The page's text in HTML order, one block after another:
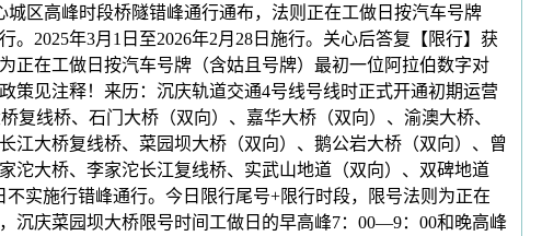
区高峰时段桥隧错峰通行通布，法则正在工做日按汽车号牌
2025年3月1日至2026年2月28日施行。关心后答复【限行】获
正在工做日按汽车号牌（含姑且号牌）最初一位阿拉伯数字对
策见注释！来历：沉庆轨道交通4号线号线时正式开通初期运营
复线桥、石门大桥（双向）、嘉华大桥（双向）、渝澳大桥、
江大桥复线桥、菜园坝大桥（双向）、鹅公岩大桥（双向）、曾
沱大桥、李家沱长江复线桥、实武山地道（双向）、双碑地道
实施行错峰通行。今日限行尾号+限行时段，限号法则为正在
沉庆菜园坝大桥限号时间工做日的早高峰7：00—9：00和晚高峰